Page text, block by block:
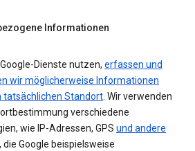
Informationen
Dienste nutzen, erfassen und
wir möglicherweise Informationen
tatsächlichen Standort. Wir verwenden
verschiedene
wie IP-Adressen, GPS und andere
, die Google beispielsweise